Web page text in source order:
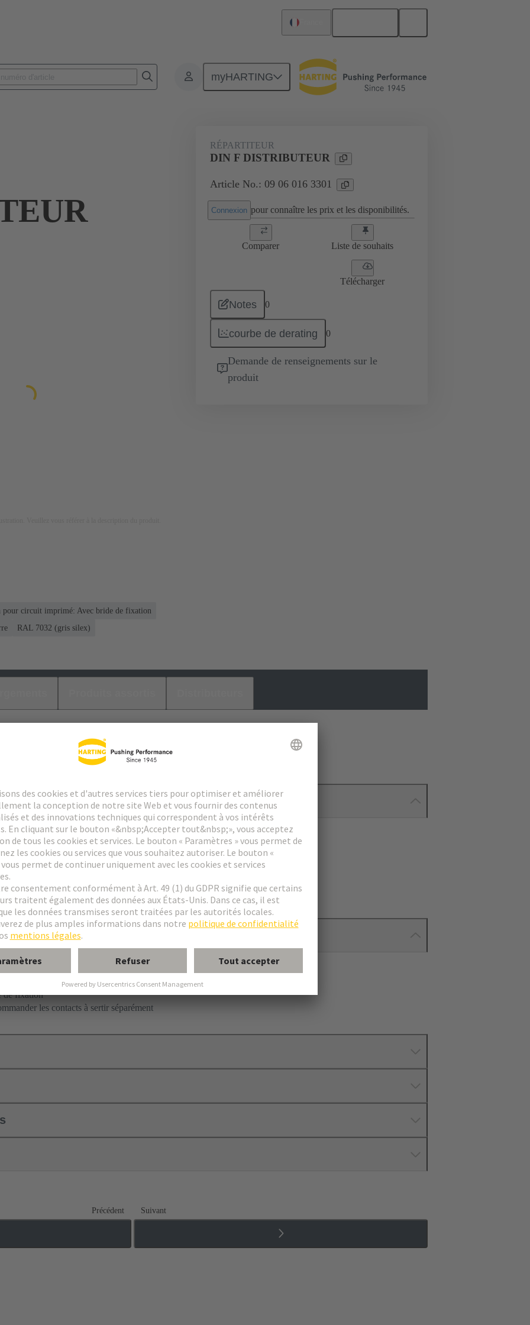
myHARTING
RÉPARTITEUR
DIN F DISTRIBUTEUR
Article No.: 09 06 016 3301
Connexion pour connaître les prix et les disponibilités.
Comparer Liste de souhaits
Télécharger
Notes 0
courbe de derating 0
Demande de renseignements sur le
produit
pour circuit imprimé: Avec bride de fixation
RAL 7032 (gris silex)
de fixation
les contacts à sertir séparément
Précédent Suivant